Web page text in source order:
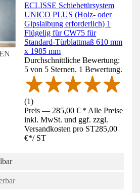
ECLISSE Schiebetürsystem
UNICO PLUS (Holz- oder
Gipslaibung erforderlich) 1
Flügelig für CW75 für
Standard-Türblattmaß 610 mm
x 1985 mm
Durchschnittliche Bewertung:
5 von 5 Sternen. 1 Bewertung.
(1)
Preis — 285,00 € * Alle Preise
inkl. MwSt. und ggf. zzgl.
Versandkosten pro ST285,00
€*/ ST